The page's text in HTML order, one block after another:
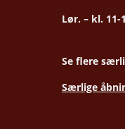
Lør. – kl. 11-
Se flere
Særlige